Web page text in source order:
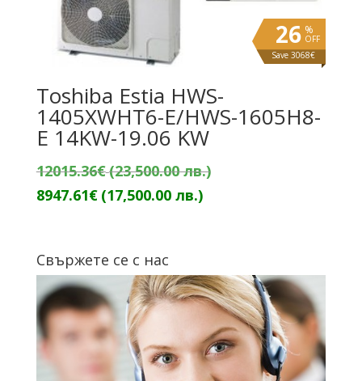
%
OFF
26
Save 3068€
Toshiba Estia HWS-
1405XWHT6-E/HWS-1605H8-
E 14KW-19.06 KW
12015.36€(23,500.00 лв.)Original
лв.).
8947.61€ (17,500.00 лв.)Текущата
(17,500.00
лв.).
Свържете се с нас